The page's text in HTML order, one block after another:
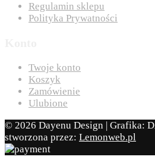
Regulamin sklepu
Polityka Prywatności
Twoje konto
Koszyk
Zamówienie
Ulubione
© 2026 Dayenu Design | Grafika:
stworzona przez: Lemonweb.pl